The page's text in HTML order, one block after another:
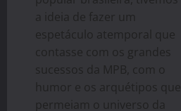
a ideia de fazer um
espetáculo atemporal que
contasse com os grandes
sucessos da MPB, com o
humor e os arquétipos que
permeiam o universo da